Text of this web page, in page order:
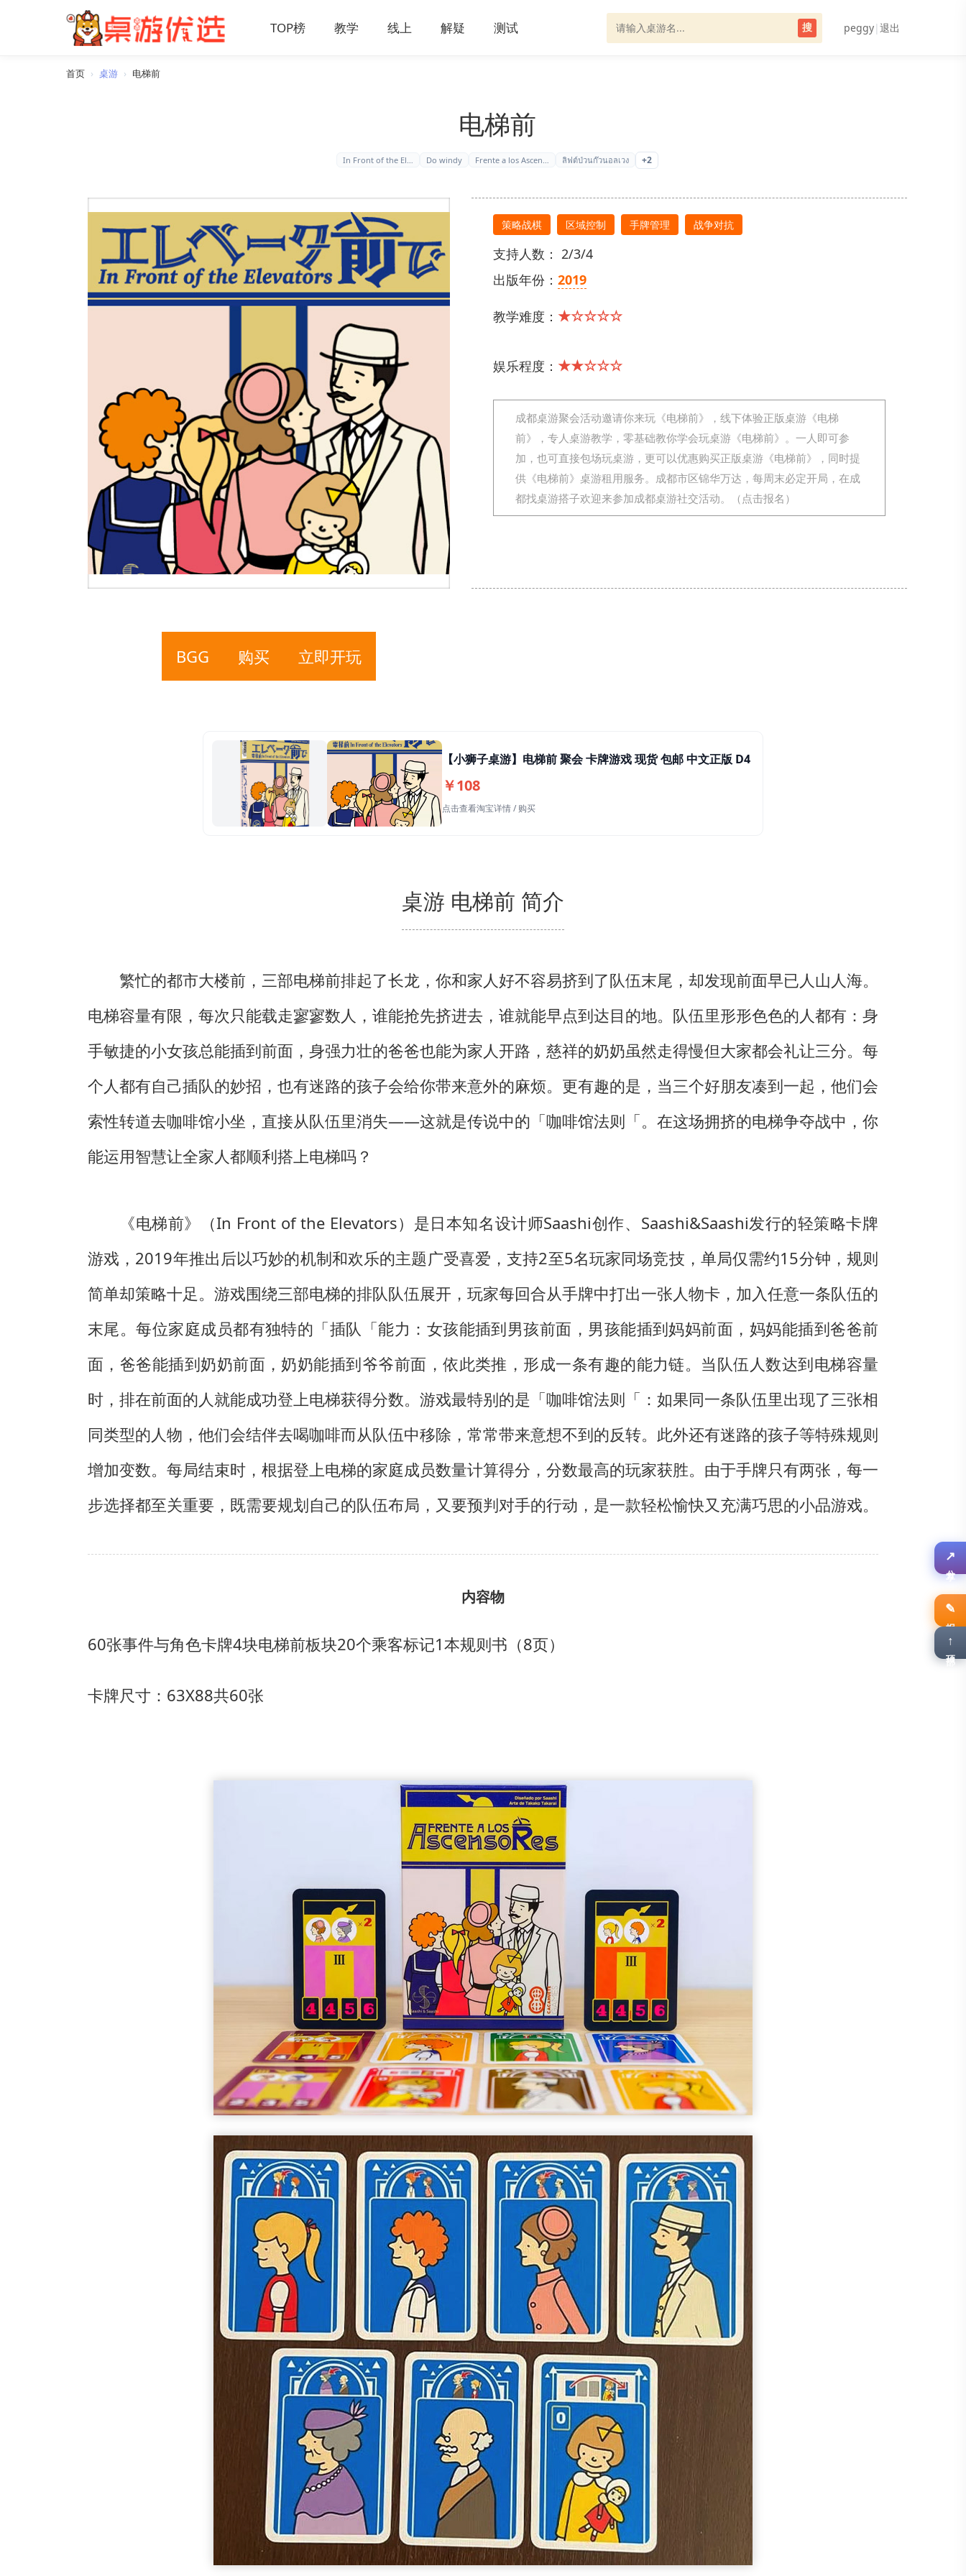
TOP榜 教学 线上 解疑 测试 搜 peggy| 退出
首页 › 桌游 › 电梯前
电梯前
In Front of the El… Do windy Frente a los Ascen… ลิฟต์ป่วนก๊วนอลเวง +2
策略战棋 区域控制 手牌管理 战争对抗
支持人数： 2/3/4
出版年份： 2019
教学难度： ★☆☆☆☆
娱乐程度： ★★☆☆☆
成都桌游聚会活动邀请你来玩《电梯前》，线下体验正版桌游《电梯
前》，专人桌游教学，零基础教你学会玩桌游《电梯前》。一人即可参
加，也可直接包场玩桌游，更可以优惠购买正版桌游《电梯前》，同时提
供《电梯前》桌游租用服务。成都市区锦华万达，每周末必定开局，在成
都找桌游搭子欢迎来参加成都桌游社交活动。（点击报名）
BGG 购买 立即开玩
【小狮子桌游】电梯前 聚会 卡牌游戏 现货 包邮 中文正版 D4
￥108
点击查看淘宝详情 / 购买
桌游 电梯前 简介
繁忙的都市大楼前，三部电梯前排起了长龙，你和家人好不容易挤到了队伍末尾，却发现前面早已人山人海。
电梯容量有限，每次只能载走寥寥数人，谁能抢先挤进去，谁就能早点到达目的地。队伍里形形色色的人都有：身
手敏捷的小女孩总能插到前面，身强力壮的爸爸也能为家人开路，慈祥的奶奶虽然走得慢但大家都会礼让三分。每
个人都有自己插队的妙招，也有迷路的孩子会给你带来意外的麻烦。更有趣的是，当三个好朋友凑到一起，他们会
索性转道去咖啡馆小坐，直接从队伍里消失——这就是传说中的「咖啡馆法则「。在这场拥挤的电梯争夺战中，你
能运用智慧让全家人都顺利搭上电梯吗？
《电梯前》（In Front of the Elevators）是日本知名设计师Saashi创作、Saashi&Saashi发行的轻策略卡牌
游戏，2019年推出后以巧妙的机制和欢乐的主题广受喜爱，支持2至5名玩家同场竞技，单局仅需约15分钟，规则
简单却策略十足。游戏围绕三部电梯的排队队伍展开，玩家每回合从手牌中打出一张人物卡，加入任意一条队伍的
末尾。每位家庭成员都有独特的「插队「能力：女孩能插到男孩前面，男孩能插到妈妈前面，妈妈能插到爸爸前
面，爸爸能插到奶奶前面，奶奶能插到爷爷前面，依此类推，形成一条有趣的能力链。当队伍人数达到电梯容量
时，排在前面的人就能成功登上电梯获得分数。游戏最特别的是「咖啡馆法则「：如果同一条队伍里出现了三张相
同类型的人物，他们会结伴去喝咖啡而从队伍中移除，常常带来意想不到的反转。此外还有迷路的孩子等特殊规则
增加变数。每局结束时，根据登上电梯的家庭成员数量计算得分，分数最高的玩家获胜。由于手牌只有两张，每一
步选择都至关重要，既需要规划自己的队伍布局，又要预判对手的行动，是一款轻松愉快又充满巧思的小品游戏。
内容物
60张事件与角色卡牌4块电梯前板块20个乘客标记1本规则书（8页）
卡牌尺寸：63X88共60张
↗
分享
✎
↑